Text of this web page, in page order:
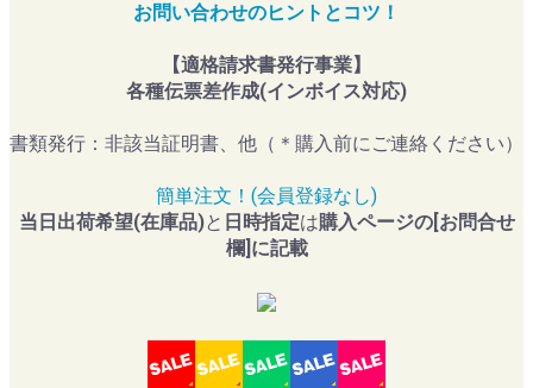
お問い合わせのヒントとコツ！
【適格請求書発行事業】
各種伝票差作成(インボイス対応)
書類発行：非該当証明書、他（＊購入前にご連絡ください）
簡単注文！(会員登録なし)
当日出荷希望(在庫品)と 日時指定は購入ページの[お問合せ
欄]に記載